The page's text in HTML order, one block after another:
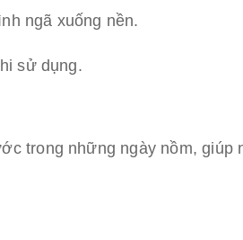
ngã xuống nền.
sử dụng.
trong những ngày nồm, giúp